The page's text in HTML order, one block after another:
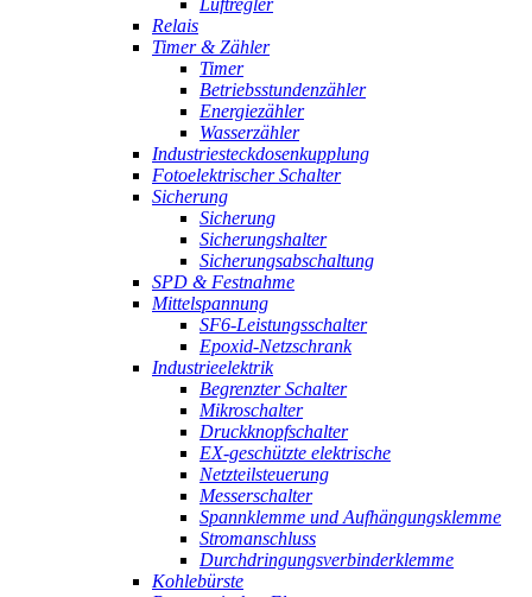
Luftregler
Relais
Timer & Zähler
Timer
Betriebsstundenzähler
Energiezähler
Wasserzähler
Industriesteckdosenkupplung
Fotoelektrischer Schalter
Sicherung
Sicherung
Sicherungshalter
Sicherungsabschaltung
SPD & Festnahme
Mittelspannung
SF6-Leistungsschalter
Epoxid-Netzschrank
Industrieelektrik
Begrenzter Schalter
Mikroschalter
Druckknopfschalter
EX-geschützte elektrische
Netzteilsteuerung
Messerschalter
Spannklemme und Aufhängungsklemme
Stromanschluss
Durchdringungsverbinderklemme
Kohlebürste